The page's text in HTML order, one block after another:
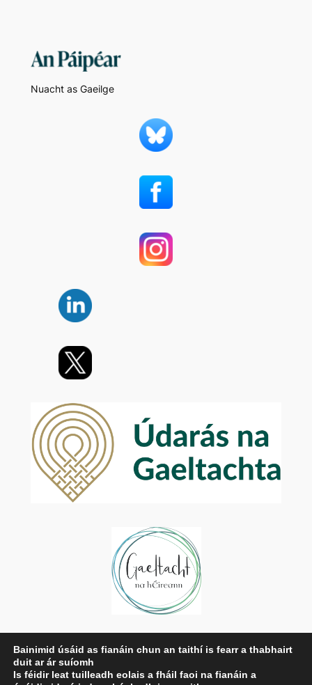
Nuacht as Gaeilge
Príobháideachas
Beartas Príobháideachais
Téarmaí agus Coinníollacha
Bainimid úsáid as fianáin chun an taithí is fearr a thabhairt
duit ar ár suíomh
Is féidir leat tuilleadh eolais a fháil faoi na fianáin a